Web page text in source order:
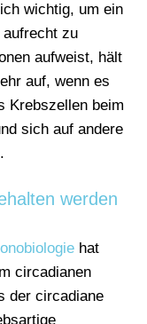
wichtig, um ein
aufrecht zu
aufweist, hält
auf, wenn es
Krebszellen beim
sich auf andere
werden
hat
circadianen
der circadiane